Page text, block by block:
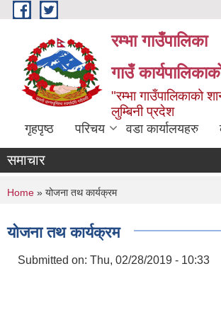
Skip to main content
रम्भा गाउँपालिका
गाउँ
"रम्भा गाउँपालिकाको
लुम्बिनी प्रदेश
गृहपृष्ठ परिचय वडा कार्यालयहरु
समाचार
You are here
Home » योजना तथ कार्यक्रम
योजना तथ कार्यक्रम
Submitted on: Thu, 02/28/2019 - 10:33